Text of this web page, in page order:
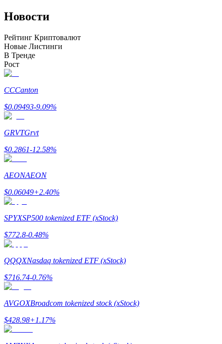
Анализ больших данных, включая торговую информацию
и т. д.
Гид
Руководство для начинающих по фьючерсам
Узнайте, как оставаться прибыльным
Новости
Рейтинг Криптовалют
Новые Листинги
В Тренде
Рост
CCCanton
$0.09493-9.09%
GRVTGrvt
$0.2861-12.58%
AEONAEON
$0.06049+2.40%
SPYXSP500 tokenized ETF (xStock)
$772.8-0.48%
QQQXNasdaq tokenized ETF (xStock)
$716.74-0.76%
AVGOXBroadcom tokenized stock (xStock)
$428.98+1.17%